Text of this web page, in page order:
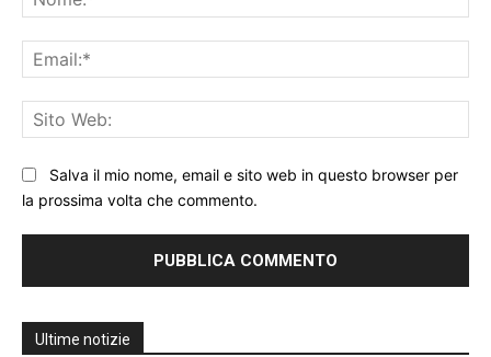
Salva il mio nome, email e sito web in questo browser per
la prossima volta che commento.
Ultime notizie